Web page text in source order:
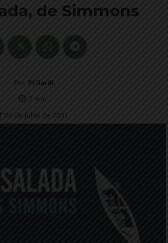
de Simmons
Per El Jardí
2 min.
26 de juliol de 2017